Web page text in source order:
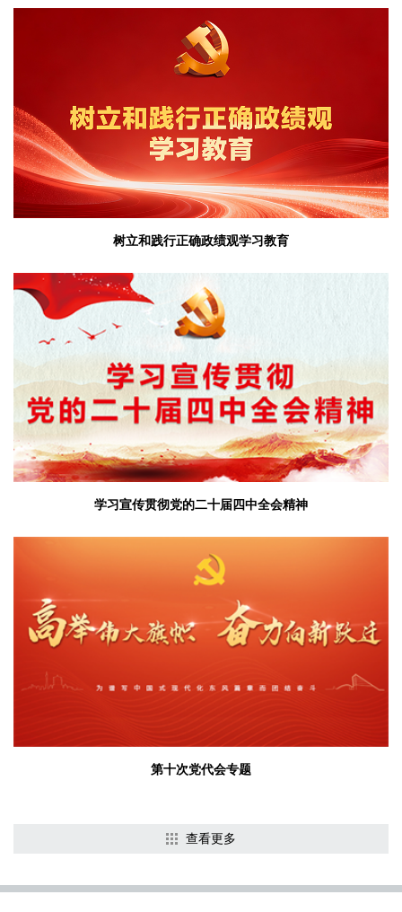
树立和践行正确政绩观学习教育
学习宣传贯彻党的二十届四中全会精神
第十次党代会专题
查看更多